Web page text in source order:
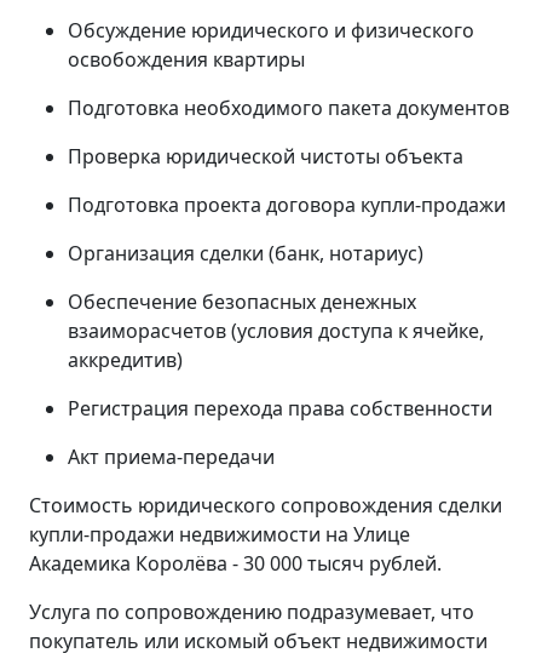
Обсуждение юридического и физического
освобождения квартиры
Подготовка необходимого пакета документов
Проверка юридической чистоты объекта
Подготовка проекта договора купли-продажи
Организация сделки (банк, нотариус)
Обеспечение безопасных денежных
взаиморасчетов (условия доступа к ячейке,
аккредитив)
Регистрация перехода права собственности
Акт приема-передачи
Стоимость юридического сопровождения сделки
купли-продажи недвижимости на Улице
Академика Королёва - 30 000 тысяч рублей.
Услуга по сопровождению подразумевает, что
покупатель или искомый объект недвижимости